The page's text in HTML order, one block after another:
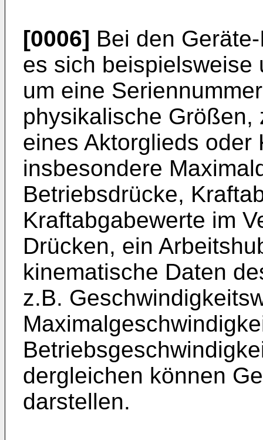
[0006] Bei den
es sich beispielsweise
um eine
physikalische
eines Aktorglieds oder
insbesondere
Betriebsdrücke,
Kraftabgabewerte im
Drücken, ein
kinematische Daten
z.B.
dergleichen können
darstellen.